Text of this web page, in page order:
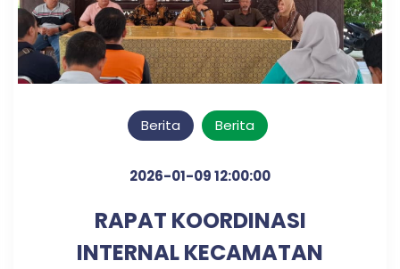
Berita Berita
2026-01-09 12:00:00
RAPAT KOORDINASI
INTERNAL KECAMATAN